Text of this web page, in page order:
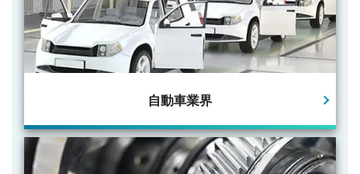
自動車業界